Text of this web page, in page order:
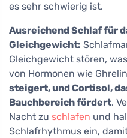
es sehr schwierig ist.
Ausreichend Schlaf für
Gleichgewicht:
Gleichgewicht stören,
von Hormonen wie
steigert, und Cortisol,
Bauchbereich fördert.
Nacht zu schlafen und
Schlafrhythmus ein,